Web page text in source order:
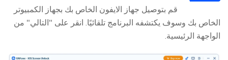
قم بتوصيل جهاز الايفون الخاص بك بجهاز الكمبيوتر
الخاص بك وسوف يكتشفه البرنامج تلقائيًا. انقر على "التالي" من
الواجهة الرئيسية.